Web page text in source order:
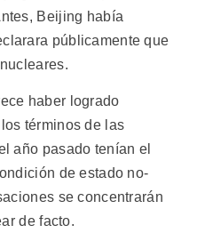
Beijing había
públicamente que
haber logrado
términos de las
año pasado tenían el
de estado no-
se concentrarán
de facto.